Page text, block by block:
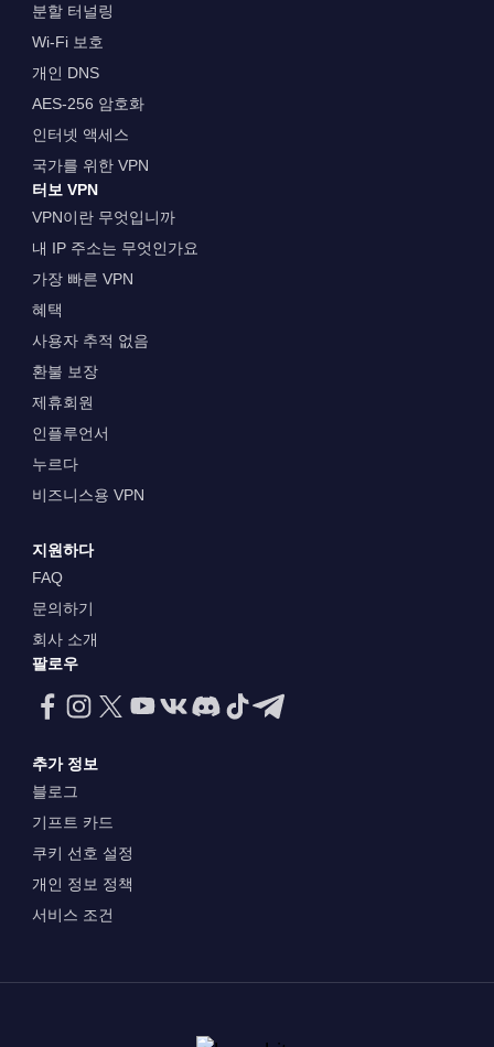
분할 터널링
Wi-Fi 보호
개인 DNS
AES-256 암호화
인터넷 액세스
국가를 위한 VPN
터보 VPN
VPN이란 무엇입니까
내 IP 주소는 무엇인가요
가장 빠른 VPN
혜택
사용자 추적 없음
환불 보장
제휴회원
인플루언서
누르다
비즈니스용 VPN
지원하다
FAQ
문의하기
회사 소개
팔로우
추가 정보
블로그
기프트 카드
쿠키 선호 설정
개인 정보 정책
서비스 조건